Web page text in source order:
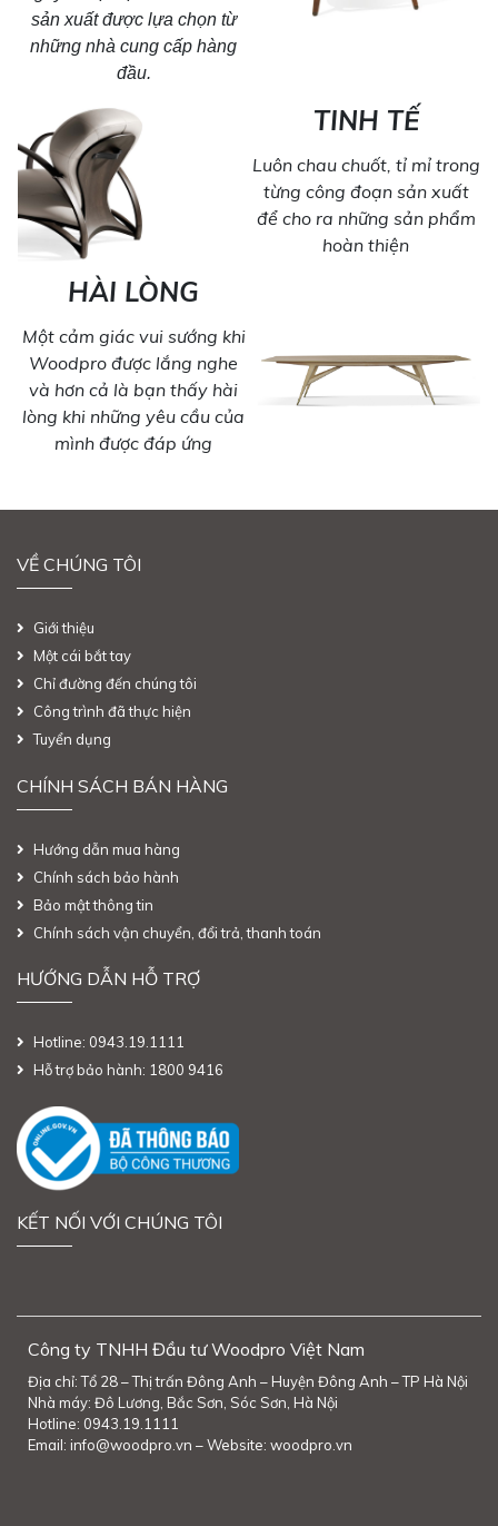
sản xuất được lựa chọn từ
những nhà cung cấp hàng
đầu.
TINH TẾ
Luôn chau chuốt, tỉ mỉ trong
từng công đoạn sản xuất
để cho ra những sản phẩm
hoàn thiện
HÀI LÒNG
Một cảm giác vui sướng khi
Woodpro được lắng nghe
và hơn cả là bạn thấy hài
lòng khi những yêu cầu của
mình được đáp ứng
VỀ CHÚNG TÔI
Giới thiệu
Một cái bắt tay
Chỉ đường đến chúng tôi
Công trình đã thực hiện
Tuyển dụng
CHÍNH SÁCH BÁN HÀNG
Hướng dẫn mua hàng
Chính sách bảo hành
Bảo mật thông tin
Chính sách vận chuyển, đổi trả, thanh toán
HƯỚNG DẪN HỖ TRỢ
Hotline: 0943.19.1111
Hỗ trợ bảo hành: 1800 9416
KẾT NỐI VỚI CHÚNG TÔI
Công ty TNHH Đầu tư Woodpro Việt Nam
Địa chỉ: Tổ 28 – Thị trấn Đông Anh – Huyện Đông Anh – TP Hà Nội
Nhà máy: Đô Lương, Bắc Sơn, Sóc Sơn, Hà Nội
Hotline: 0943.19.1111
Email: info@woodpro.vn – Website: woodpro.vn